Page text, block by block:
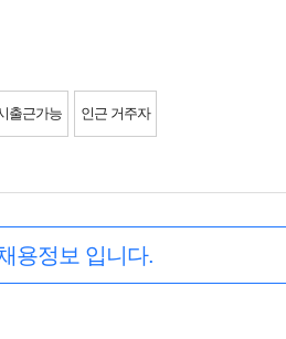
출근가능 인근 거주자
용정보 입니다.